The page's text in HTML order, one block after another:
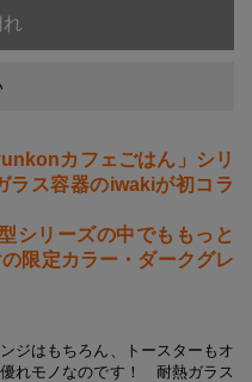
カフェごはん」シリ
ラス容器のiwakiが初コラ
シリーズの中でももっと
限定カラー・ダークグレ
ジはもちろん、トースターもオ
れモノなのです！ 耐熱ガラス